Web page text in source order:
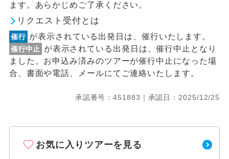
ます。あらかじめご了承ください。
リクエスト受付とは
催行 が表示されている出発日は、催行いたします。
催行中止
が表示されている出発日は、催行中止となり
ました。お申込み済みのツアーが催行中止になった場
合、書面や電話、メールにてご連絡いたします。
承認番号：451883｜承認日：2025/12/25
お気に入りツアーを見る